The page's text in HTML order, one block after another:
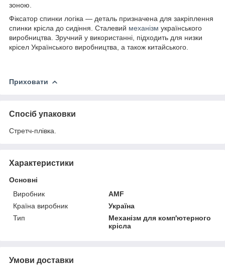
зоною.
Фіксатор спинки логіка — деталь призначена для закріплення
спинки крісла до сидіння. Сталевий механізм українського
виробництва. Зручний у використанні, підходить для низки
крісел Українського виробництва, а також китайського.
Приховати
Спосіб упаковки
Стретч-плівка.
Характеристики
Основні
Виробник
AMF
Країна виробник
Україна
Тип
Механізм для комп'ютерного
крісла
Умови доставки